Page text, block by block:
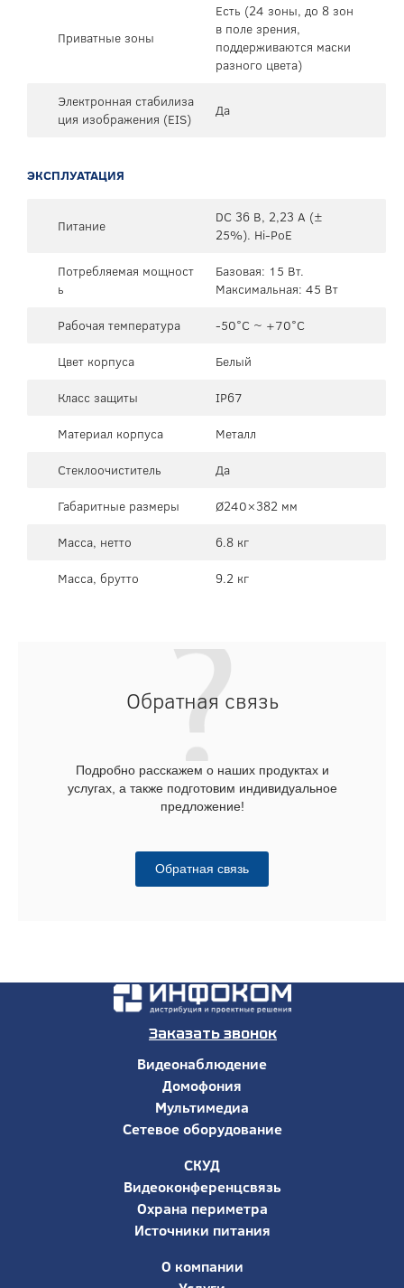
Приватные зоны
Есть (24 зоны, до 8 зон
в поле зрения,
поддерживаются маски
разного цвета)
Электронная стабилиза
ция изображения (EIS)
Да
ЭКСПЛУАТАЦИЯ
Питание
DC 36 В, 2,23 А (±
25%). Hi-PoE
Потребляемая мощност
ь
Базовая: 15 Вт.
Максимальная: 45 Вт
Рабочая температура
-50°C ~ +70°C
Цвет корпуса
Белый
Класс защиты
IP67
Материал корпуса
Металл
Стеклоочиститель
Да
Габаритные размеры
Ø240×382 мм
Масса, нетто
6.8 кг
Масса, брутто
9.2 кг
Обратная связь
Подробно расскажем о наших продуктах и
услугах, а также подготовим индивидуальное
предложение!
Обратная связь
Заказать звонок
Видеонаблюдение
Домофония
Мультимедиа
Сетевое оборудование
СКУД
Видеоконференцсвязь
Охрана периметра
Источники питания
О компании